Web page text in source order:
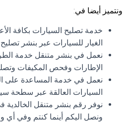
ونتميز أيضا في:
خدمة تصليح السيارات بكافة
الغيار للسيارات عبر بنشر
نعمل في بنشر متنقل خدمة
الإطارات وفحص المكيفات
نعمل في خدمة المساعدة
السيارات العالقة عبر سطحة
نوفر رقم بنشر متنقل
ونصل اليكم أينما كنتم وفي أي